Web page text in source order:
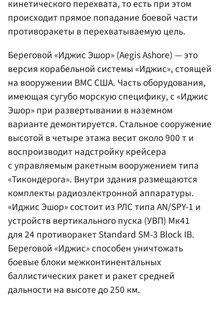
кинетического перехвата, то есть при этом
происходит прямое попадание боевой части
противоракеты в перехватываемую цель.
Береговой «Иджис Эшор» (Aegis Ashore) — это
версия корабельной системы «Иджис», стоящей
на вооружении ВМС США. Часть оборудования,
имеющая сугубо морскую специфику, с «Иджис
Эшор» при развертывании в наземном
варианте демонтируется. Стальное сооружение
высотой в четыре этажа весит около 900 т и
воспроизводит надстройку крейсера
с управляемым ракетным вооружением типа
«Тикондерога». Внутри здания размещаются
комплекты радиоэлектронной аппаратуры.
«Иджис Эшор» состоит из РЛС типа AN/SPY-1 и
устройств вертикального пуска (УВП) Мк41
для 24 противоракет Standard SM-3 Block IB.
Береговой «Иджис» способен уничтожать
боевые блоки межконтинентальных
баллистических ракет и ракет средней
дальности на высоте до 250 км.